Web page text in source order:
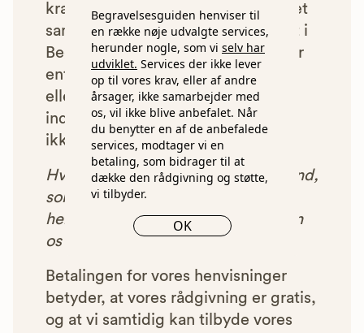
Begravelsesguiden henviser til
en række nøje udvalgte services,
herunder nogle, som vi selv har
udviklet. Services der ikke lever
op til vores krav, eller af andre
årsager, ikke samarbejder med
os, vil ikke blive anbefalet. Når
du benytter en af de anbefalede
services, modtager vi en
betaling, som bidrager til at
dække den rådgivning og støtte,
vi tilbyder.
OK
kravene har mulighed for at indgå et
samarbejde med os om at blive vist i
Begravelsesguiden. Bedemænd der
enten ikke lever op til vores krav,
eller som af andre årsager ikke har
indgået et samarbejde med os, vil
ikke blive vist i vores anbefalinger.
Hver gang du benytter en bedemand,
som vi har godkendt, anbefalet og
henvist dig til, betaler bedemanden
os et beløb for denne henvisning.
Betalingen for vores henvisninger
betyder, at vores rådgivning er gratis,
og at vi samtidig kan tilbyde vores